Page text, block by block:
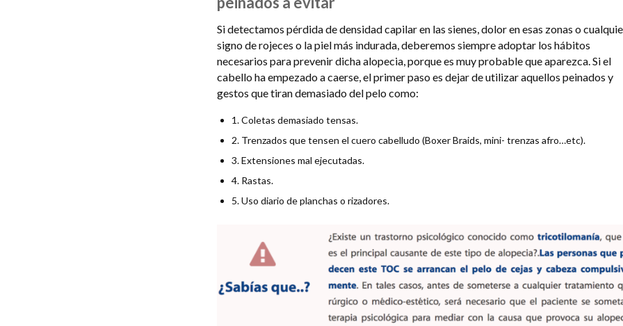
Si detectamos pérdida de densidad capilar en las sienes, dolor en esas zonas o
signo de rojeces o la piel más indurada, deberemos siempre adoptar los hábitos
necesarios para prevenir dicha alopecia, porque es muy probable que aparezca. Si el
cabello ha empezado a caerse, el primer paso es dejar de utilizar aquellos peinados y
gestos que tiran demasiado del pelo como:
1. Coletas demasiado tensas.
2. Trenzados que tensen el cuero cabelludo (Boxer Braids, mini- trenzas afro…etc).
3. Extensiones mal ejecutadas.
4. Rastas.
5. Uso diario de planchas o rizadores.